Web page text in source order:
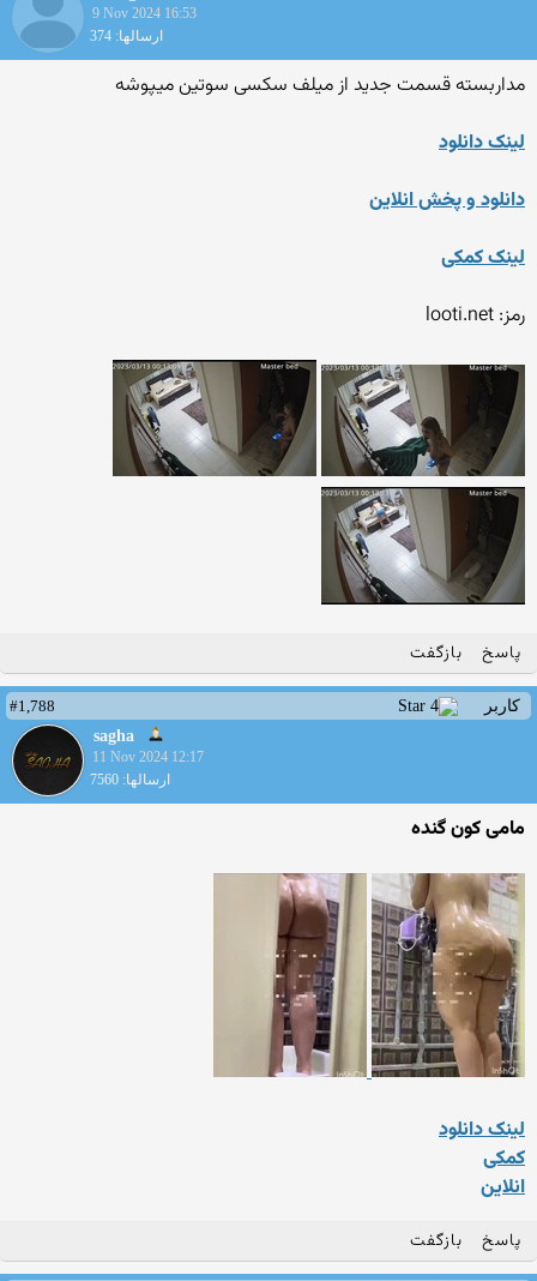
9 Nov 2024 16:53
ارسالها: 374
مداربسته قسمت جدید از میلف سکسی سوتین میپوشه
لینک دانلود
دانلود و پخش انلاین
لینک کمکی
رمز: looti.net
پاسخ بازگفت
کاربر
#1,788
sagha
11 Nov 2024 12:17
ارسالها: 7560
مامی کون گنده
لینک دانلود
کمکی
انلاین
پاسخ بازگفت